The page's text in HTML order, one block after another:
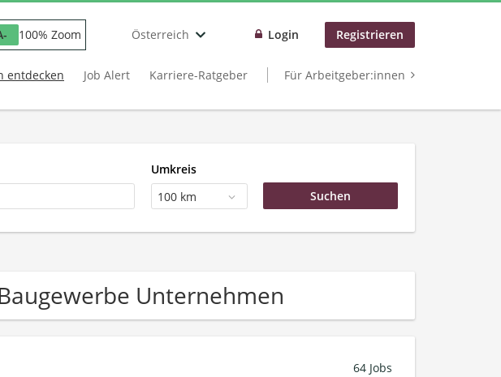
100% Zoom Österreich Login Registrieren
entdecken Job Alert Karriere-Ratgeber Für Arbeitgeber:innen
Umkreis
100 km
Unternehmen
64 Jobs